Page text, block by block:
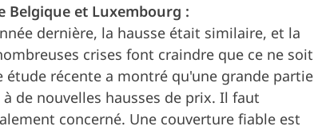
Belgique et Luxembourg :
dernière, la hausse était similaire, et la
crises font craindre que ce ne soit
récente a montré qu'une grande partie
de nouvelles hausses de prix. Il faut
concerné. Une couverture fiable est